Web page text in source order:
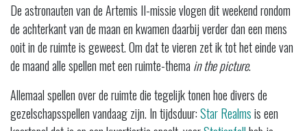
De astronauten van de Artemis II-missie vlogen dit weekend rondom
de achterkant van de maan en kwamen daarbij verder dan een mens
ooit in de ruimte is geweest. Om dat te vieren zet ik tot het einde van
de maand alle spellen met een ruimte-thema in the picture.
Allemaal spellen over de ruimte die tegelijk tonen hoe divers de
gezelschapsspellen vandaag zijn. In tijdsduur:Star Realmsis een